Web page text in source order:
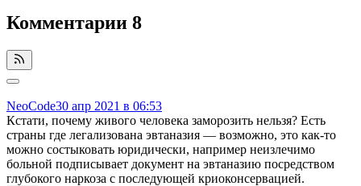
Комментарии 8
NeoCode30 апр 2021 в 06:53
Кстати, почему живого человека заморозить нельзя? Есть
страны где легализована эвтаназия — возможно, это как-то
можно состыковать юридически, например неизлечимо
больной подписывает документ на эвтаназию посредством
глубокого наркоза с последующей криоконсервацией.